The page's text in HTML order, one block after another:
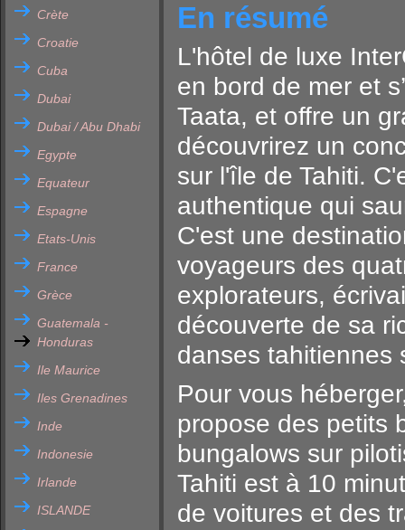
Crète
Croatie
Cuba
Dubai
Dubai / Abu Dhabi
Egypte
Equateur
Espagne
Etats-Unis
France
Grèce
Guatemala -
Honduras
Ile Maurice
Iles Grenadines
Inde
Indonesie
Irlande
ISLANDE
En résumé
L'hôtel de luxe
en bord de mer et
Taata, et offre un
découvrirez un
sur l'île de Tahiti.
authentique qui
C'est une
voyageurs des
explorateurs,
découverte de sa
danses tahitiennes
Pour vous
propose des petits
bungalows sur
Tahiti est à 10
de voitures et des